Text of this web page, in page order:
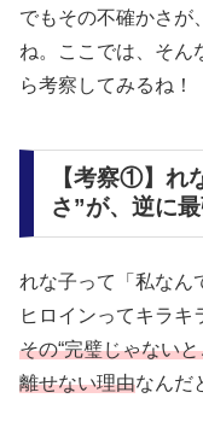
でもその不確かさが
ね。ここでは、そん
ら考察してみるね！
【考察①】れ
さ”が、逆に
れな子って「私なん
ヒロインってキラキ
その“完璧じゃない
離せない理由なんだ